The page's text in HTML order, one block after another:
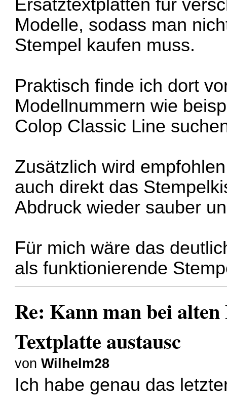
Ersatztextplatten für
Modelle, sodass man
Stempel kaufen muss.
Praktisch finde ich dort
Modellnummern wie
Colop Classic Line
Zusätzlich wird
auch direkt das
Abdruck wieder sauber
Für mich wäre das
als funktionierende
Re: Kann man bei
Textplatte austausc
vonWilhelm28
Ich habe genau das